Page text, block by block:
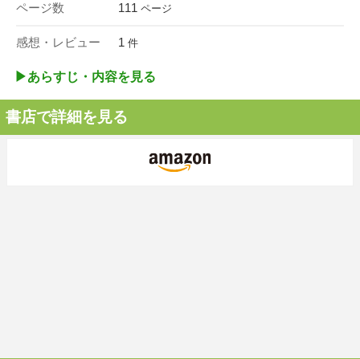
ページ数 111 ページ
感想・レビュー 1 件
▶︎あらすじ・内容を見る
書店で詳細を見る